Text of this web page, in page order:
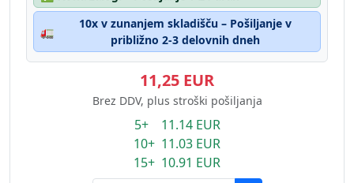
🚛
10x v zunanjem skladišču – Pošiljanje v
približno 2-3 delovnih dneh
11,25 EUR
Brez DDV, plus stroški pošiljanja
5+ 11.14 EUR
10+ 11.03 EUR
15+ 10.91 EUR